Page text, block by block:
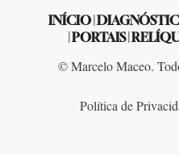
INÍCIO
PORTAIS|
© Marcelo Maceo.
Política de